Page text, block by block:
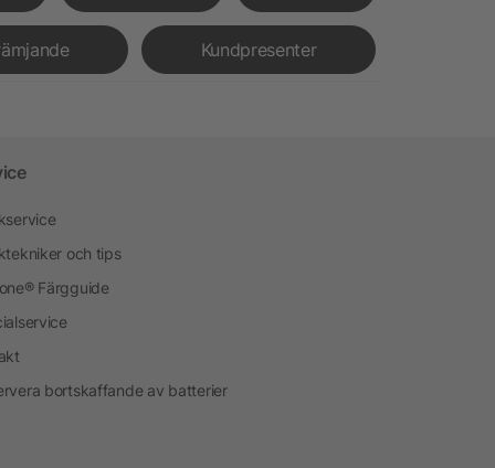
Kundpresenter
och tips
Färgguide
bortskaffande av batterier